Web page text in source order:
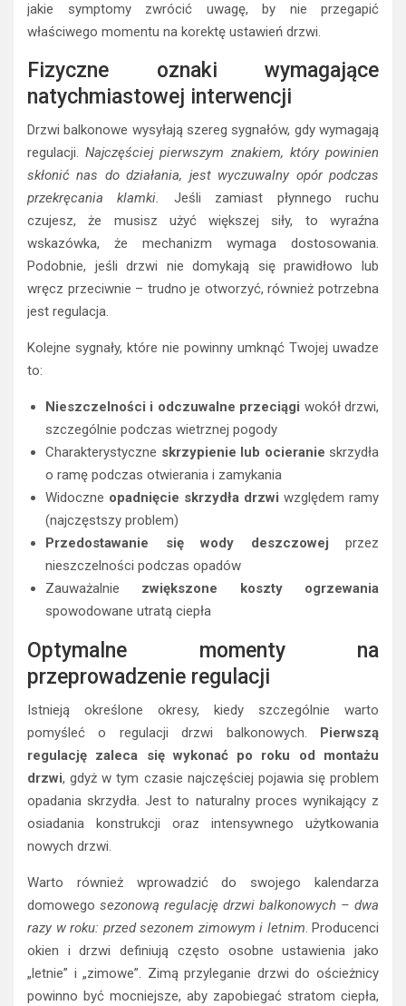
jakie symptomy zwrócić uwagę, by nie przegapić
właściwego momentu na korektę ustawień drzwi.
Fizyczne oznaki wymagające
natychmiastowej interwencji
Drzwi balkonowe wysyłają szereg sygnałów, gdy wymagają
regulacji.Najczęściej pierwszym znakiem, który powinien
skłonić nas do działania, jest wyczuwalny opór podczas
przekręcania klamki.
Jeśli zamiast płynnego ruchu
czujesz, że musisz użyć większej siły, to wyraźna
wskazówka, że mechanizm wymaga dostosowania.
Podobnie, jeśli drzwi nie domykają się prawidłowo lub
wręcz przeciwnie – trudno je otworzyć, również potrzebna
jest regulacja.
Kolejne sygnały, które nie powinny umknąć Twojej uwadze
to:
Nieszczelności i odczuwalne przeciągi wokół drzwi,
szczególnie podczas wietrznej pogody
Charakterystyczne skrzypienie lub ocieranie skrzydła
o ramę podczas otwierania i zamykania
Widoczne opadnięcie skrzydła drzwi względem ramy
(najczęstszy problem)
Przedostawanie się wody deszczowej przez
nieszczelności podczas opadów
Zauważalnie zwiększone koszty ogrzewania
spowodowane utratą ciepła
Optymalne momenty na
przeprowadzenie regulacji
Istnieją określone okresy, kiedy szczególnie warto
pomyśleć o regulacji drzwi balkonowych. Pierwszą
regulację zaleca się wykonać po roku od montażu
drzwi, gdyż w tym czasie najczęściej pojawia się problem
opadania skrzydła. Jest to naturalny proces wynikający z
osiadania konstrukcji oraz intensywnego użytkowania
nowych drzwi.
Warto również wprowadzić do swojego kalendarza
domowego sezonową regulację drzwi balkonowych – dwa
razy w roku: przed sezonem zimowym i letnim. Producenci
okien i drzwi definiują często osobne ustawienia jako
„letnie” i „zimowe”. Zimą przyleganie drzwi do ościeżnicy
powinno być mocniejsze, aby zapobiegać stratom ciepła,